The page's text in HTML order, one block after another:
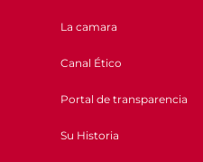
La camara
Canal Ético
Portal de transparencia
Su Historia